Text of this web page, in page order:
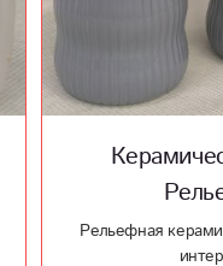
Рельефная